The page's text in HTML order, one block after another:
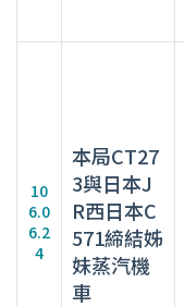
10
6.0
6.2
4
本局CT27
3與日本J
R西日本C
571締結姊
妹蒸汽機
車